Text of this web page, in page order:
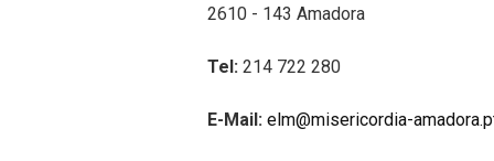
2610 - 143 Amadora
Tel:214 722 280
E-Mail: elm@misericordia-